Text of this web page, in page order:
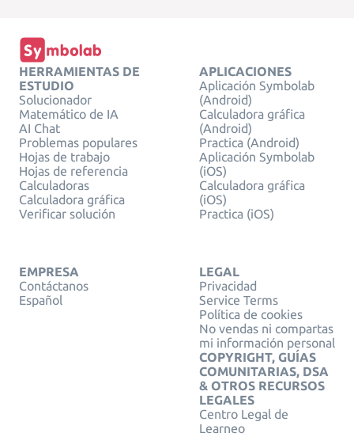
HERRAMIENTAS DE
ESTUDIO
Solucionador
Matemático de IA
AI Chat
Problemas populares
Hojas de trabajo
Hojas de referencia
Calculadoras
Calculadora gráfica
Verificar solución
APLICACIONES
Aplicación Symbolab
(Android)
Calculadora gráfica
(Android)
Practica (Android)
Aplicación Symbolab
(iOS)
Calculadora gráfica
(iOS)
Practica (iOS)
EMPRESA
Contáctanos
Español
LEGAL
Privacidad
Service Terms
Política de cookies
No vendas ni compartas
mi información personal
COPYRIGHT, GUÍAS
COMUNITARIAS, DSA
& OTROS RECURSOS
LEGALES
Centro Legal de
Learneo